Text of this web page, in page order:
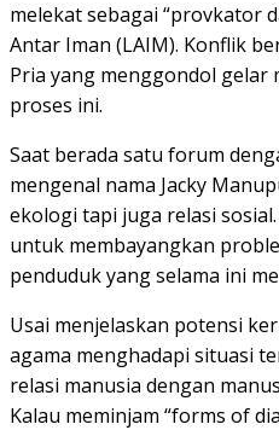
melekat sebagai “provkator
Antar Iman (LAIM). Konflik
Pria yang menggondol
proses ini.
Saat berada satu forum
mengenal nama Jacky
ekologi tapi juga relasi
untuk membayangkan
penduduk yang selama ini
Usai menjelaskan potensi
agama menghadapi situasi
relasi manusia dengan
Kalau meminjam “forms of